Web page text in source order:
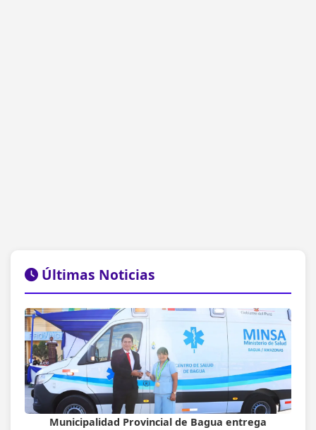
Últimas Noticias
Municipalidad Provincial de Bagua entrega